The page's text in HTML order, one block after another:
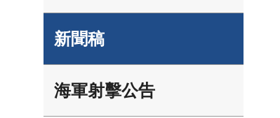
新聞稿
海軍射擊公告